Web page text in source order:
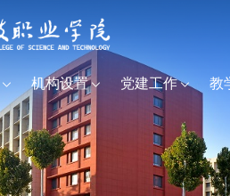
机构设置 党建工作 教